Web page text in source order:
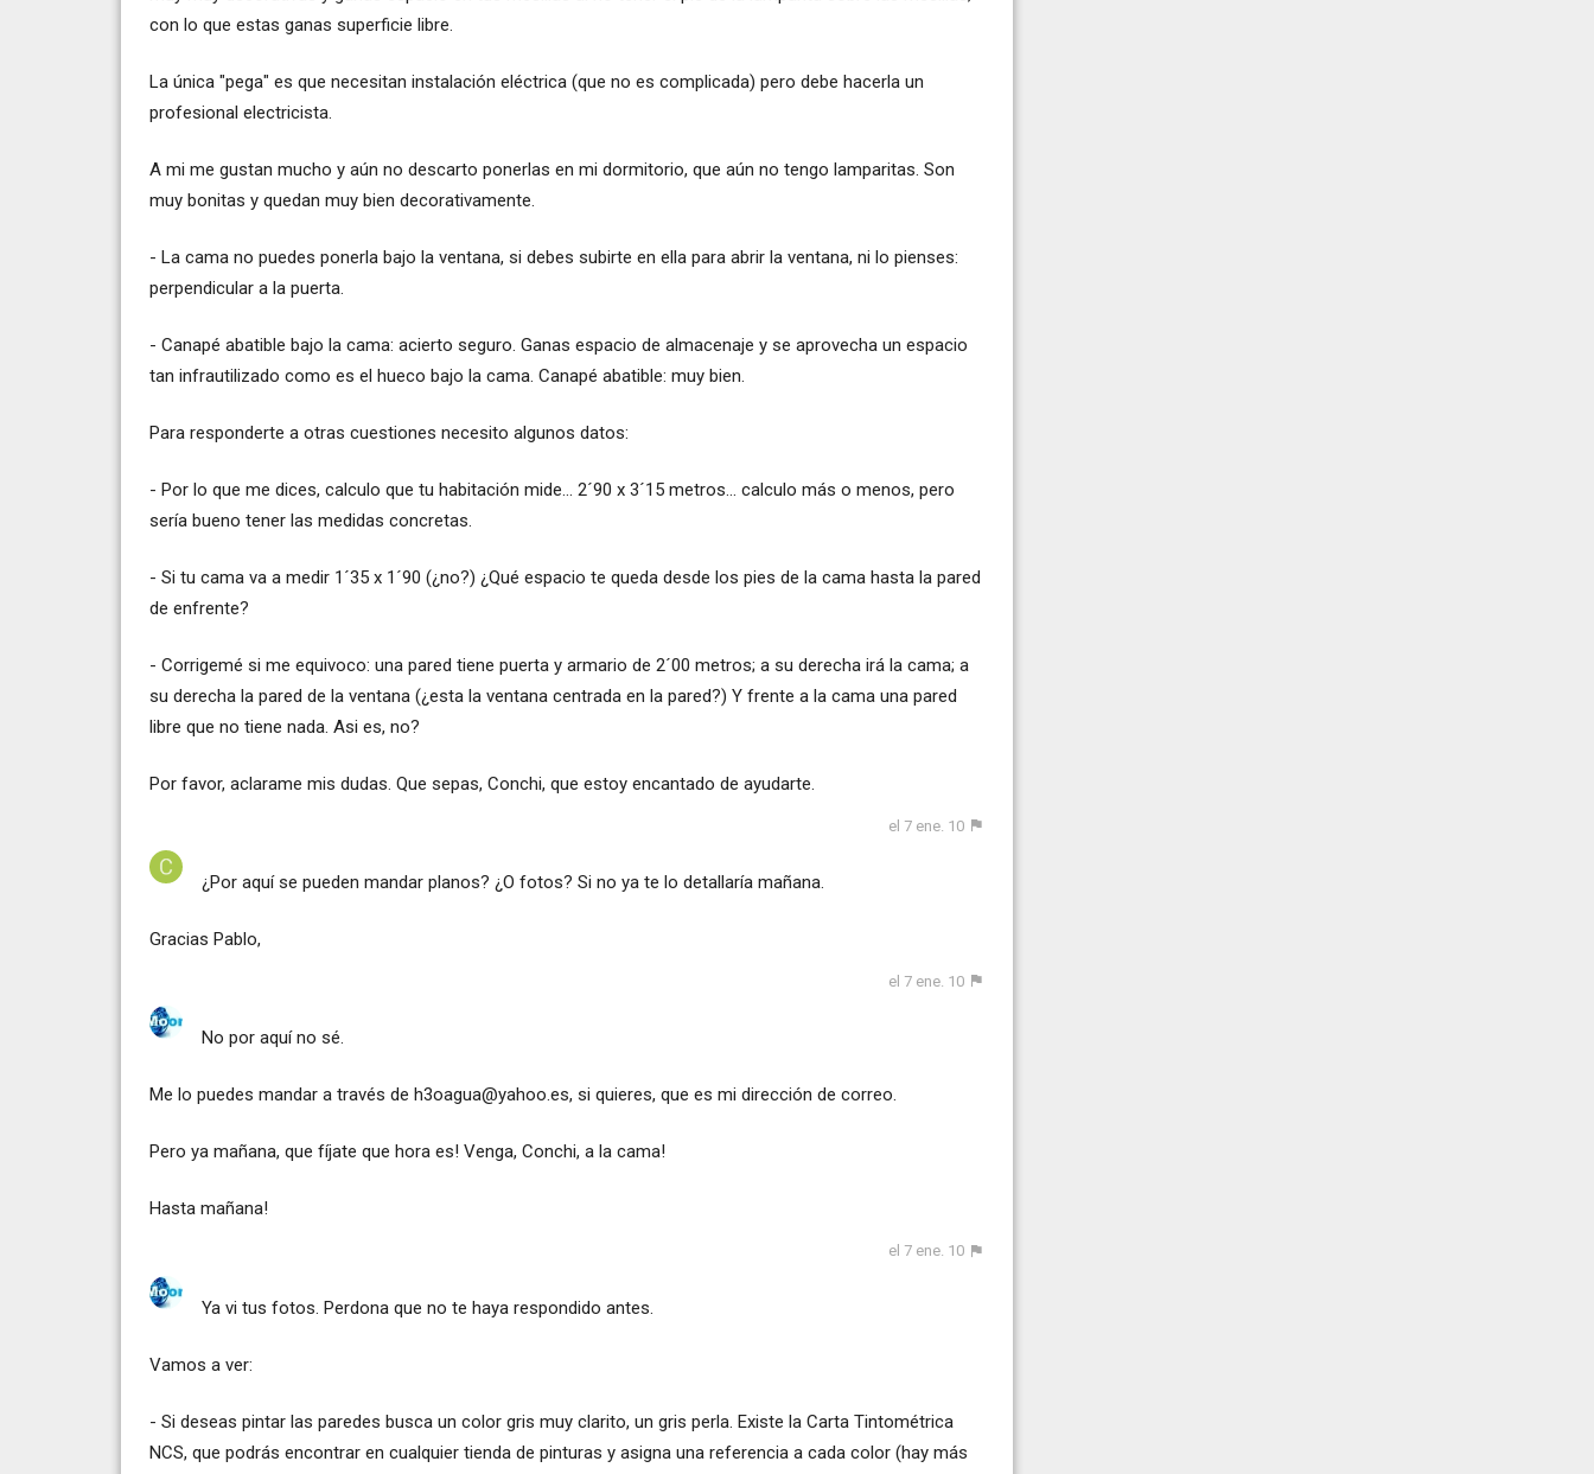
con lo que estas ganas superficie libre.
La única "pega" es que necesitan instalación eléctrica (que no es complicada) pero debe hacerla un
profesional electricista.
A mi me gustan mucho y aún no descarto ponerlas en mi dormitorio, que aún no tengo lamparitas. Son
muy bonitas y quedan muy bien decorativamente.
- La cama no puedes ponerla bajo la ventana, si debes subirte en ella para abrir la ventana, ni lo pienses:
perpendicular a la puerta.
- Canapé abatible bajo la cama: acierto seguro. Ganas espacio de almacenaje y se aprovecha un espacio
tan infrautilizado como es el hueco bajo la cama. Canapé abatible: muy bien.
Para responderte a otras cuestiones necesito algunos datos:
- Por lo que me dices, calculo que tu habitación mide... 2´90 x 3´15 metros... calculo más o menos, pero
sería bueno tener las medidas concretas.
- Si tu cama va a medir 1´35 x 1´90 (¿no?) ¿Qué espacio te queda desde los pies de la cama hasta la pared
de enfrente?
- Corrigemé si me equivoco: una pared tiene puerta y armario de 2´00 metros; a su derecha irá la cama; a
su derecha la pared de la ventana (¿esta la ventana centrada en la pared?) Y frente a la cama una pared
libre que no tiene nada. Asi es, no?
Por favor, aclarame mis dudas. Que sepas, Conchi, que estoy encantado de ayudarte.
el 7 ene. 10
¿Por aquí se pueden mandar planos? ¿O fotos? Si no ya te lo detallaría mañana.
Gracias Pablo,
el 7 ene. 10
No por aquí no sé.
Me lo puedes mandar a través de h3oagua@yahoo.es, si quieres, que es mi dirección de correo.
Pero ya mañana, que fíjate que hora es! Venga, Conchi, a la cama!
Hasta mañana!
el 7 ene. 10
Ya vi tus fotos. Perdona que no te haya respondido antes.
Vamos a ver:
- Si deseas pintar las paredes busca un color gris muy clarito, un gris perla. Existe la Carta Tintométrica
NCS, que podrás encontrar en cualquier tienda de pinturas y asigna una referencia a cada color (hay más